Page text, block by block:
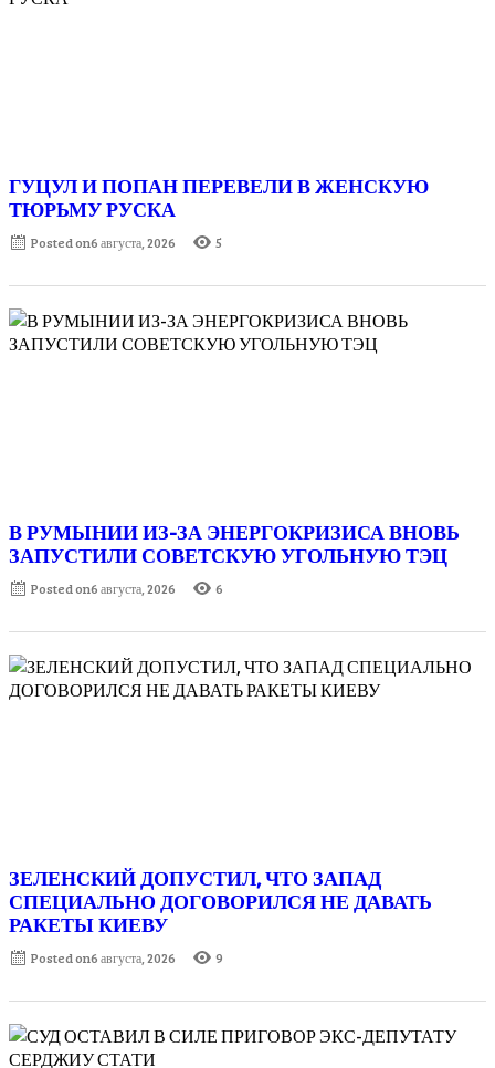
ГУЦУЛ И ПОПАН ПЕРЕВЕЛИ В ЖЕНСКУЮ
ТЮРЬМУ РУСКА
Posted on6 августа, 2026 5
В РУМЫНИИ ИЗ-ЗА ЭНЕРГОКРИЗИСА ВНОВЬ
ЗАПУСТИЛИ СОВЕТСКУЮ УГОЛЬНУЮ ТЭЦ
Posted on6 августа, 2026 6
ЗЕЛЕНСКИЙ ДОПУСТИЛ, ЧТО ЗАПАД
СПЕЦИАЛЬНО ДОГОВОРИЛСЯ НЕ ДАВАТЬ
РАКЕТЫ КИЕВУ
Posted on6 августа, 2026 9